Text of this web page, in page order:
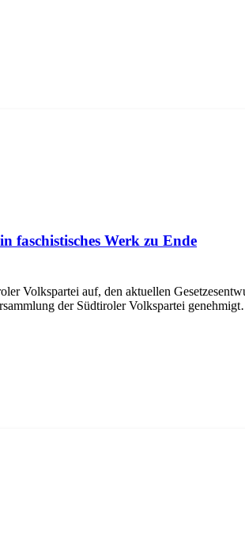
faschistisches Werk zu Ende
Volkspartei auf, den aktuellen
der Südtiroler Volkspartei